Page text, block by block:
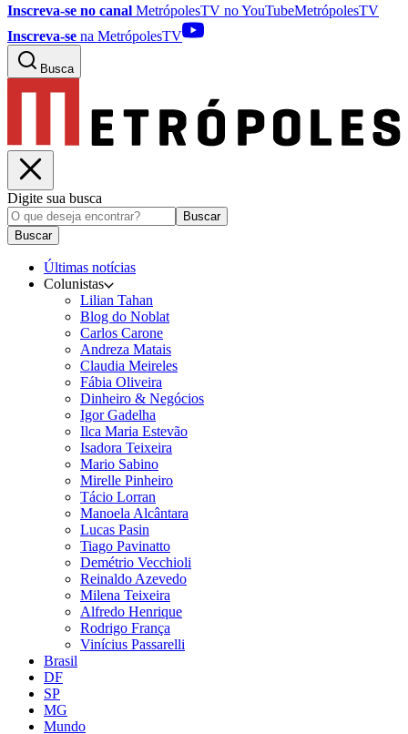
Inscreva-se no canal MetrópolesTV noYouTubeMetrópolesTV
Inscreva-se na MetrópolesTV
Busca
Digite sua busca
Buscar
Buscar
Últimas notícias
Colunistas
Lilian Tahan
Blog do Noblat
Carlos Carone
Andreza Matais
Claudia Meireles
Fábia Oliveira
Dinheiro & Negócios
Igor Gadelha
Ilca Maria Estevão
Isadora Teixeira
Mario Sabino
Mirelle Pinheiro
Tácio Lorran
Manoela Alcântara
Lucas Pasin
Tiago Pavinatto
Demétrio Vecchioli
Reinaldo Azevedo
Milena Teixeira
Alfredo Henrique
Rodrigo França
Vinícius Passarelli
Brasil
DF
SP
MG
Mundo